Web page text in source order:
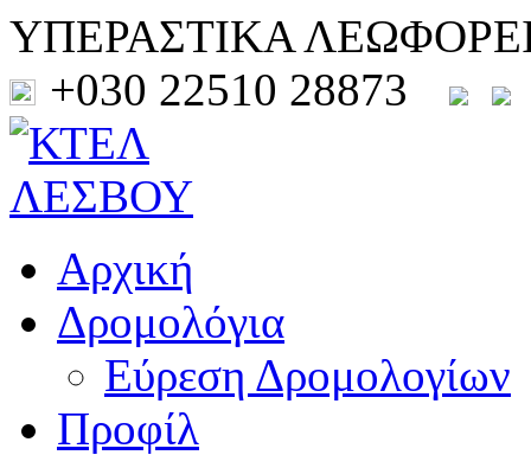
ΥΠΕΡΑΣΤΙΚΑ
+030 22510 28873
Αρχική
Δρομολόγια
Εύρεση Δρομολογίων
Προφίλ